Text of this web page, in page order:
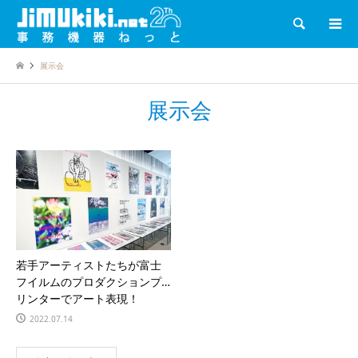
検索
展示会
展示会
若手アーティストたちが富士
フイルムのプロダクションプ
リンターでアート表現！
2022.07.14